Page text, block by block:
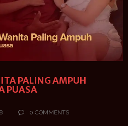
PALING AMPUH
PUASA
0 COMMENTS